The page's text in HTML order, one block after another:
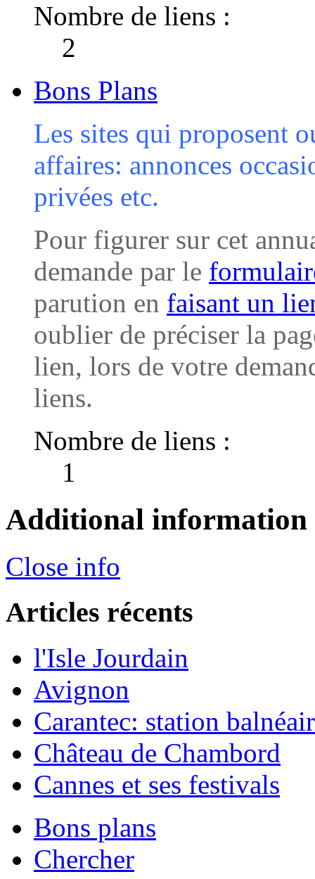
Nombre de liens :
2
Bons Plans
Les sites qui proposent
affaires: annonces
privées etc.
Pour figurer sur cet
demande par le
parution en faisant un
oublier de préciser la
lien, lors de votre
liens.
Nombre de liens :
1
Additional information
Close info
Articles récents
l'Isle Jourdain
Avignon
Carantec: station
Château de Chambord
Cannes et ses festivals
Bons plans
Chercher